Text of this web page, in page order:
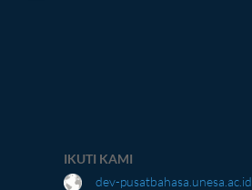
IKUTI KAMI
dev-pusatbahasa.unesa.ac.id